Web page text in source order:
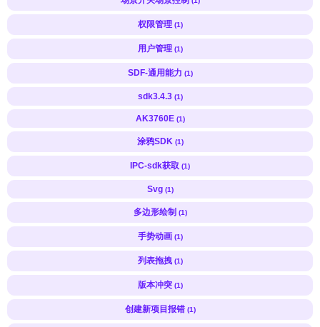
权限管理 (1)
用户管理 (1)
SDF-通用能力 (1)
sdk3.4.3 (1)
AK3760E (1)
涂鸦SDK (1)
IPC-sdk获取 (1)
Svg (1)
多边形绘制 (1)
手势动画 (1)
列表拖拽 (1)
版本冲突 (1)
创建新项目报错 (1)